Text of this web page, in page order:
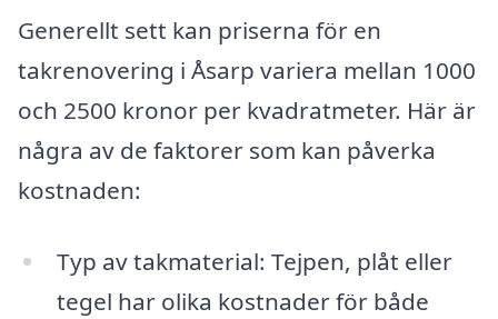
Generellt sett kan priserna för en
takrenovering i Åsarp variera mellan 1000
och 2500 kronor per kvadratmeter. Här är
några av de faktorer som kan påverka
kostnaden:
Typ av takmaterial: Tejpen, plåt eller
tegel har olika kostnader för både